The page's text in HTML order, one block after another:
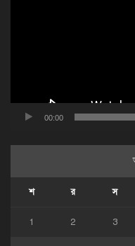
00:00
শ র স
1 2 3